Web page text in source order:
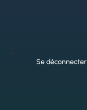
Se déconnecter